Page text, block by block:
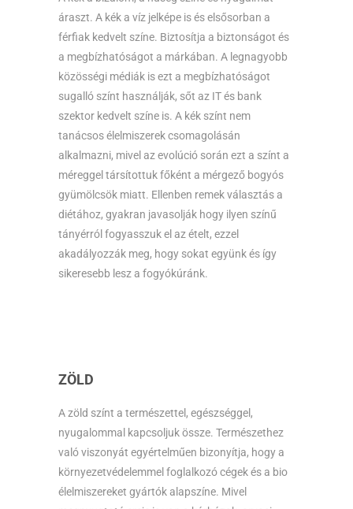
áraszt. A kék a víz jelképe is és elsősorban a
férfiak kedvelt színe. Biztosítja a biztonságot és
a megbízhatóságot a márkában. A legnagyobb
közösségi médiák is ezt a megbízhatóságot
sugalló színt használják, sőt az IT és bank
szektor kedvelt színe is. A kék színt nem
tanácsos élelmiszerek csomagolásán
alkalmazni, mivel az evolúció során ezt a színt a
méreggel társítottuk főként a mérgező bogyós
gyümölcsök miatt. Ellenben remek választás a
diétához, gyakran javasolják hogy ilyen színű
tányérról fogyasszuk el az ételt, ezzel
akadályozzák meg, hogy sokat együnk és így
sikeresebb lesz a fogyókúránk.
ZÖLD
A zöld színt a természettel, egészséggel,
nyugalommal kapcsoljuk össze. Természethez
való viszonyát egyértelműen bizonyítja, hogy a
környezetvédelemmel foglalkozó cégek és a bio
élelmiszereket gyártók alapszíne. Mivel